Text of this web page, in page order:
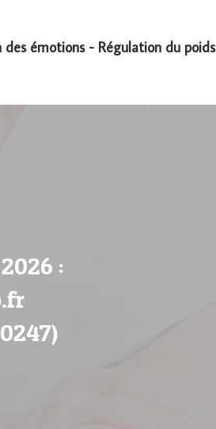
émotions - Régulation du poids
: